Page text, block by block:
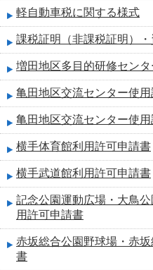
軽自動車税に関する様式
課税証明（非課税証明）
増田地区多目的研修セン
亀田地区交流センター使
亀田地区交流センター使
横手体育館利用許可申請書
横手武道館利用許可申請書
記念公園運動広場・大鳥
用許可申請書
赤坂総合公園野球場・赤
書